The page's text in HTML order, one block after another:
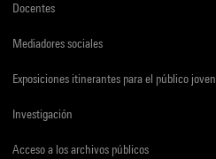
Docentes
Mediadores sociales
Exposiciones itinerantes para el público joven
Investigación
Acceso a los archivos públicos